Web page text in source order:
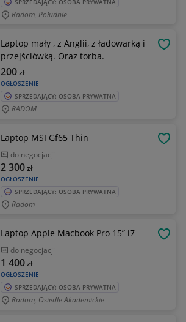
SPRZEDAJĄCY: OSOBA PRYWATNA
Radom, Południe
Laptop mały , z Anglii, z ładowarką i
przejściówką. Oraz torba.
OGŁOSZENIE
200zł
SPRZEDAJĄCY: OSOBA PRYWATNA
RADOM
Laptop MSI Gf65 Thin
do negocjacji
OGŁOSZENIE
2 300zł
SPRZEDAJĄCY: OSOBA PRYWATNA
Radom
Laptop Apple Macbook Pro 15” i7
do negocjacji
OGŁOSZENIE
1 400zł
SPRZEDAJĄCY: OSOBA PRYWATNA
Radom, Osiedle Akademickie